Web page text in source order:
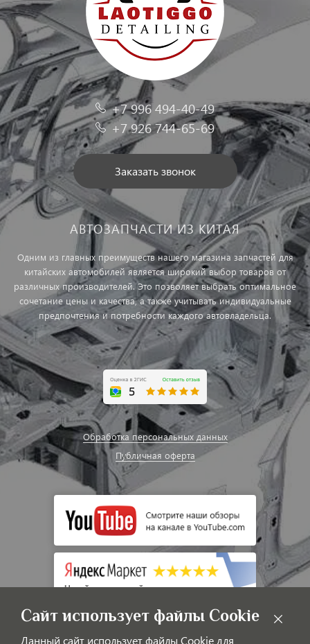
+7 996 494-40-49
+7 926 744-65-69
Заказать звонок
АВТОЗАПЧАСТИ ИЗ КИТАЯ
Одним из главных преимуществ нашего магазина запчастей для
китайских автомобилей является широкий выбор товаров от
различных производителей. Это позволяет выбрать оптимальное
сочетание цены и качества, а также учитывать индивидуальные
предпочтения и потребности каждого автовладельца.
Обработка персональных данных
Публичная оферта
Сайт использует файлы Cookie
Данный сайт использует файлы Cookie для